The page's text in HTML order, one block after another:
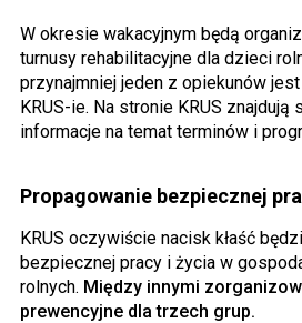
W okresie wakacyjnym będą
turnusy rehabilitacyjne dla dzieci
przynajmniej jeden z opiekunów
KRUS-ie. Na stronie KRUS znajdują
informacje na temat terminów i
Propagowanie bezpiecznej
KRUS oczywiście nacisk kłaść
bezpiecznej pracy i życia w
rolnych. Między innymi
prewencyjne dla trzech grup.